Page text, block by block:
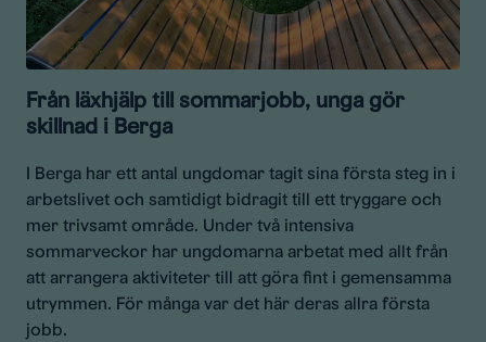
Från läxhjälp till sommarjobb, unga gör
skillnad i Berga
I Berga har ett antal ungdomar tagit sina första steg in i
arbetslivet och samtidigt bidragit till ett tryggare och
mer trivsamt område. Under två intensiva
sommarveckor har ungdomarna arbetat med allt från
att arrangera aktiviteter till att göra fint i gemensamma
utrymmen. För många var det här deras allra första
jobb.